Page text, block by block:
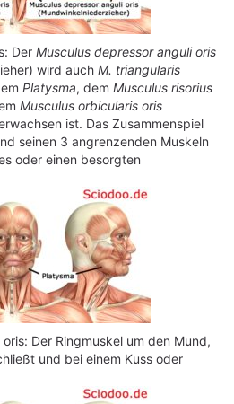
Der Musculus depressor anguli oris
wird auch M. triangularis
Platysma, dem Musculus risorius
Musculus orbicularis oris
ist. Das Zusammenspiel
seinen 3 angrenzenden Muskeln
oder einen besorgten
Der Ringmuskel um den Mund,
und bei einem Kuss oder